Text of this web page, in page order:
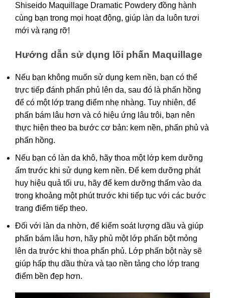
Shiseido Maquillage Dramatic Powdery đồng hành
cùng bạn trong mọi hoạt động, giúp làn da luôn tươi
mới và rạng rỡ!
Hướng dẫn sử dụng lõi phấn Maquillage
Nếu bạn không muốn sử dụng kem nền, bạn có thể
trực tiếp đánh phấn phủ lên da, sau đó là phấn hồng
để có một lớp trang điểm nhẹ nhàng. Tuy nhiên, để
phấn bám lâu hơn và có hiệu ứng lâu trôi, bạn nên
thực hiện theo ba bước cơ bản: kem nền, phấn phủ và
phấn hồng.
Nếu bạn có làn da khô, hãy thoa một lớp kem dưỡng
ẩm trước khi sử dụng kem nền. Để kem dưỡng phát
huy hiệu quả tối ưu, hãy để kem dưỡng thấm vào da
trong khoảng một phút trước khi tiếp tục với các bước
trang điểm tiếp theo.
Đối với làn da nhờn, để kiểm soát lượng dầu và giúp
phấn bám lâu hơn, hãy phủ một lớp phấn bột mỏng
lên da trước khi thoa phấn phủ. Lớp phấn bột này sẽ
giúp hấp thụ dầu thừa và tạo nền tảng cho lớp trang
điểm bền đẹp hơn.